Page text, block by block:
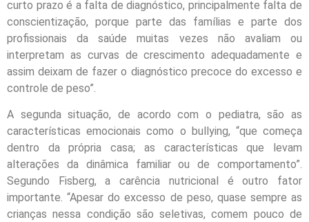
curto prazo é a falta de diagnóstico, principalmente falta de
conscientização, porque parte das famílias e parte dos
profissionais da saúde muitas vezes não avaliam ou
interpretam as curvas de crescimento adequadamente e
assim deixam de fazer o diagnóstico precoce do excesso e
controle de peso”.
A segunda situação, de acordo com o pediatra, são as
características emocionais como o bullying, “que começa
dentro da própria casa; as características que levam
alterações da dinâmica familiar ou de comportamento”.
Segundo Fisberg, a carência nutricional é outro fator
importante. “Apesar do excesso de peso, quase sempre as
crianças nessa condição são seletivas, comem pouco de